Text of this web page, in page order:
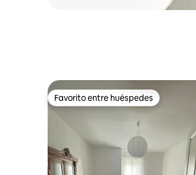
Favorito entre huéspedes
Favorito entre huéspedes